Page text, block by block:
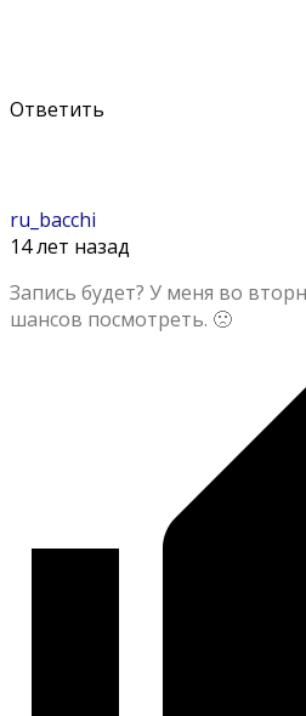
Ответить
ru_bacchi
14 лет назад
Запись будет? У меня во
шансов посмотреть. 🙁